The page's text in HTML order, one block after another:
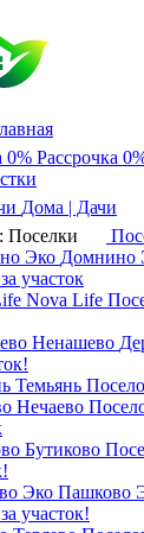
0% Рассрочка
Дома | Дачи
Эко Домнино
участок
Nova Life
Ненашево
Темьянь
Нечаево
Бутиково
Эко Пашково
участок!